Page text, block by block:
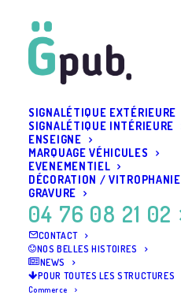
SIGNALÉTIQUE EXTÉRIEURE
SIGNALÉTIQUE INTÉRIEURE
ENSEIGNE
MARQUAGE VÉHICULES
EVENEMENTIEL
DÉCORATION / VITROPHANIE
GRAVURE
04 76 08 21 02
CONTACT
NOS BELLES HISTOIRES
NEWS
POUR TOUTES LES STRUCTURES
Commerce